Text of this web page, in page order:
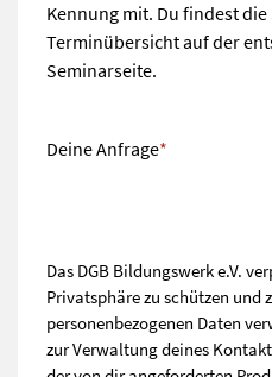
Kennung mit. Du findest
Terminübersicht auf der
Seminarseite.
Deine Anfrage*
Das DGB Bildungswerk e.V.
Privatsphäre zu schützen und
personenbezogenen Daten
zur Verwaltung deines